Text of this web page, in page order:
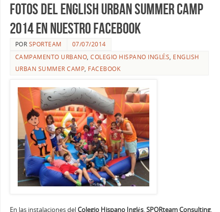
Fotos del English Urban Summer Camp
2014 en nuestro Facebook
POR SPORTEAM
07/07/2014
CAMPAMENTO URBANO,COLEGIO HISPANO INGLÉS, ENGLISH
URBAN SUMMER CAMP, FACEBOOK
En las instalaciones delColegio Hispano Inglés,SPORteam Consulting,